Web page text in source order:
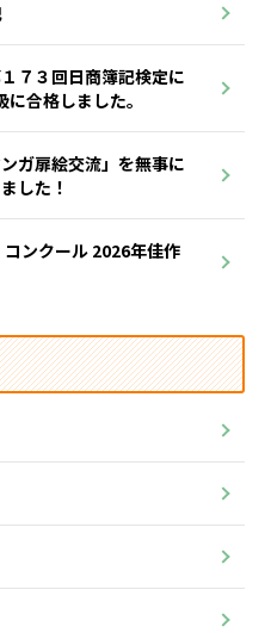
７３回日商簿記検定に
合格しました。
ガ扉絵交流」を無事に
した！
コンクール 2026年佳作